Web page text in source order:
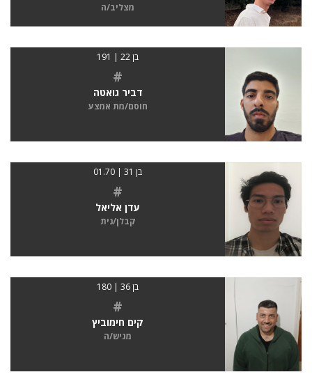
מצליב/ה
בן 22 | 191
#
דביר גואטה
חוסם/מת אמצע
בן 31 | 01.70
#
עדן אליאל
קבלן/נית
בן 36 | 180
#
קים חימוביץ
מגיש/ה